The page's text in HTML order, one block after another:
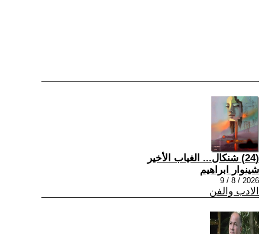
(24) شنكال... الغياب الأخير
شينوار ابراهيم
2026 / 8 / 9
الادب والفن